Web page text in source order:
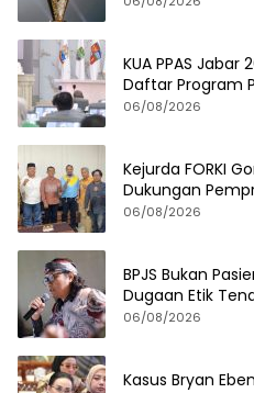
KUA PPAS Jabar
Daftar Program
06/08/2026
Kejurda FORKI
Dukungan
Berprestasi
06/08/2026
BPJS Bukan
Dugaan Etik
06/08/2026
Kasus Bryan